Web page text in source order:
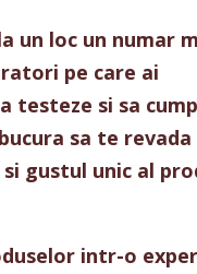
un loc un numar
pe care ai
testeze si sa
bucura sa te revada
si gustul unic al
intr-o